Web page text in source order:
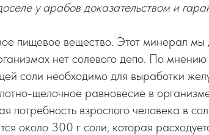
у арабов доказательством и
пищевое вещество. Этот минерал мы
нет солевого депо. По
соли необходимо для выработки
щелочное равновесие в
потребность взрослого человека в
около 300 г соли, которая